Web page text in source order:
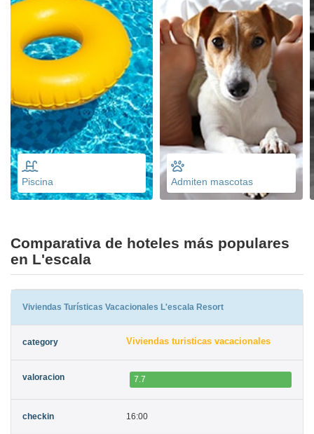
Piscina Admiten mascotas
Comparativa de hoteles más populares
en L'escala
Viviendas Turísticas Vacacionales L'escala Resort
Viviendas turisticas vacacionales
7.7
16:00